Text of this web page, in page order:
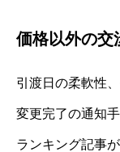
価格以外の交
引渡日の柔軟性
変更完了の通知
ランキング記事